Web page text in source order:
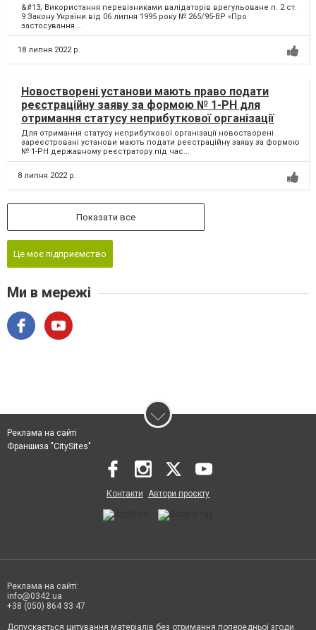
&#13; Використання перевізниками валідаторів врегульоване п. 2 ст.
9 Закону України від 06 липня 1995 року № 265/95-ВР «Про
застосування...
18 липня 2022 р.
Новостворені установи мають право подати
реєстраційну заяву за формою № 1-РН для
отримання статусу неприбуткової організації
Для отримання статусу неприбуткової організації новостворені
зареєстровані установи мають подати реєстраційну заяву за формою
№ 1-РН державному реєстратору під час...
8 липня 2022 р.
Показати все
Це моє підприємство
Ми в мережі
Реклама на сайті
Франшиза "CitySites"
Контакти Автори проєкту
Реклама на сайті:
info@0342.ua
+38 (050) 864 33 47
Допускається цитування матеріалів без отримання попередньої згоди